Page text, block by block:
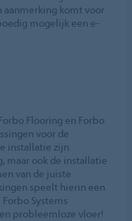
aanmerking komt voor
mogelijk een e-
Flooring en Forbo
voor de
installatie zijn
maar ook de installatie
van de juiste
speelt hierin een
Systems
probleemloze vloer!